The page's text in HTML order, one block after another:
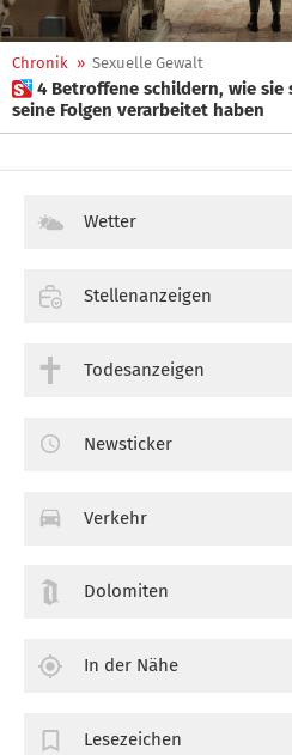
Chronik » Sexuelle Gewalt
 4 Betroffene schildern, wie sie sexuellen Missbrauch und
seine Folgen verarbeitet haben
Wetter
Stellenanzeigen
Todesanzeigen
Newsticker
Verkehr
Dolomiten
In der Nähe
Lesezeichen